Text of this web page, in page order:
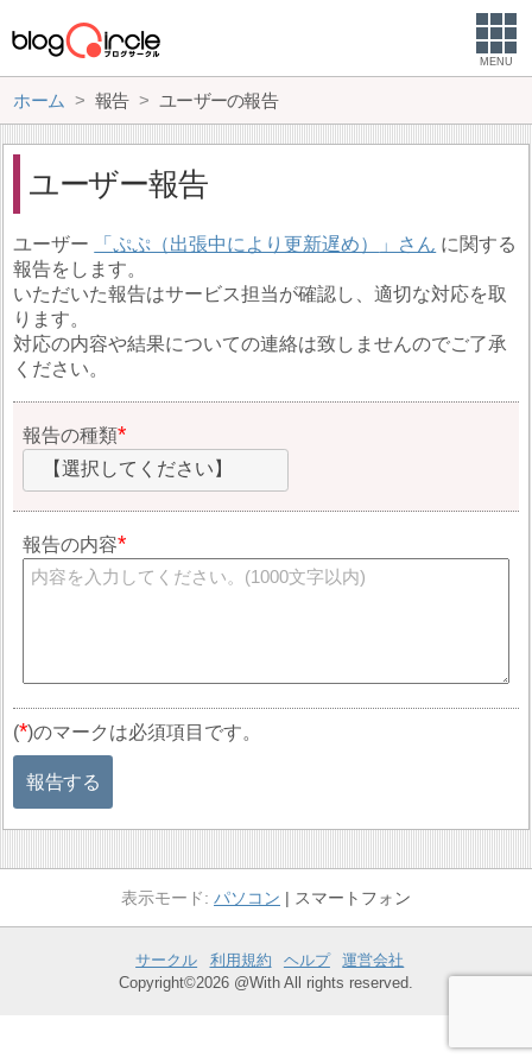
MENU
ホーム 報告 ユーザーの報告
ユーザー報告
ユーザー ぷぷ（出張中により更新遅め）
に関する
報告をします。
いただいた報告はサービス担当が確認し、適切な対応を取
ります。
対応の内容や結果についての連絡は致しませんのでご了承
ください。
報告の種類
【選択してください】
報告の内容
(*)のマークは必須項目です。
報告する
パソコン スマートフォン
サークル 利用規約 ヘルプ
運営会社
Copyright©2026 @With All rights reserved.